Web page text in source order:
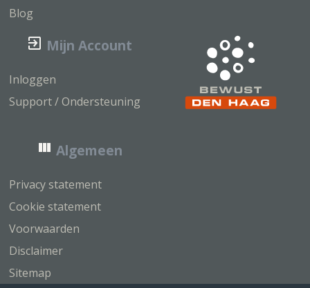
Blog
Mijn Account
Inloggen
Support / Ondersteuning
Algemeen
Privacy statement
Cookie statement
Voorwaarden
Disclaimer
Sitemap